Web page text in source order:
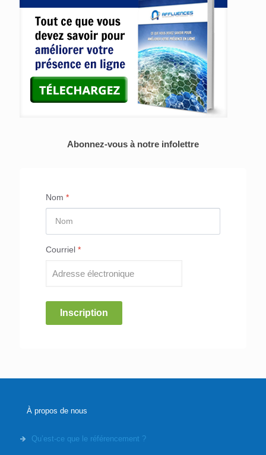
Abonnez-vous à notre infolettre
Nom *
Courriel *
Inscription
À propos de nous
Qu’est-ce que le référencement ?